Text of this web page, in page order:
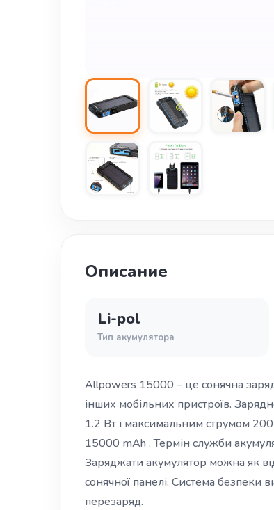
Описание
Li-pol
Тип акумулятора
Allpowers 15000 – це сонячна
інших мобільних пристроїв.
1.2 Вт і максимальним струмом 200
15000 mAh . Термін служби
Заряджати акумулятор можна як
сонячної панелі. Система безпеки
перезаряд.